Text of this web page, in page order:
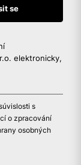
elektronicky,
s
o zpracování
osobných